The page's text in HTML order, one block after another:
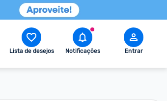
Lista de desejos Notificações Entrar